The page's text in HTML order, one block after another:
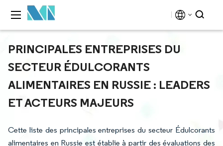
PRINCIPALES ENTREPRISES DU
SECTEUR ÉDULCORANTS
ALIMENTAIRES EN RUSSIE : LEADERS
ET ACTEURS MAJEURS
Cette liste des principales entreprises du secteur Édulcorants
alimentaires en Russie est établie à partir des évaluations des